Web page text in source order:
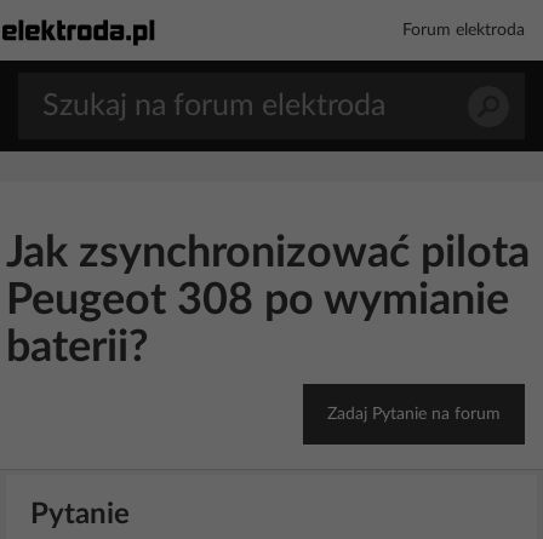
Forum elektroda
Jak zsynchronizować pilota
Peugeot 308 po wymianie
baterii?
Zadaj Pytanie na forum
Pytanie